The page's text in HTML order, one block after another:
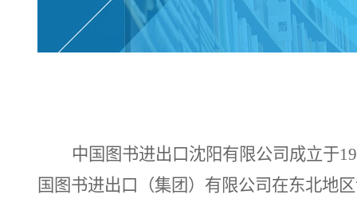
中国图书进出口沈阳有限公司成立于
国图书进出口（集团）有限公司在东北地